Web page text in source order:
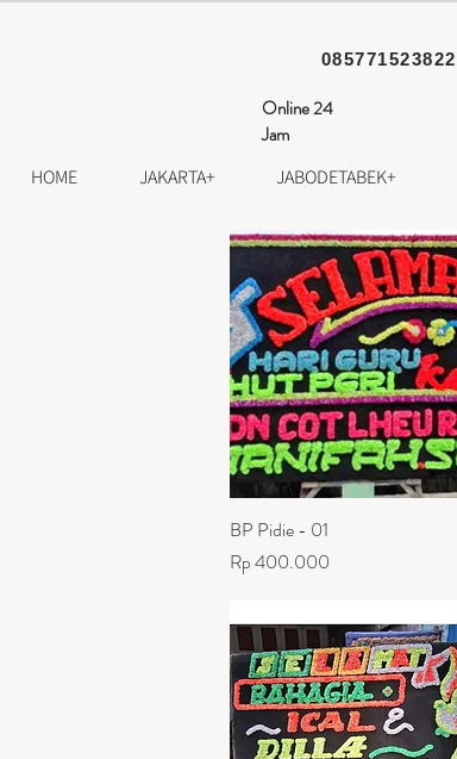
085771523822
Online 24
Jam
HOME JAKARTA+ JABODETABEK+
Tampilan Cepat
BP Pidie - 01
Harga
Rp 400.000